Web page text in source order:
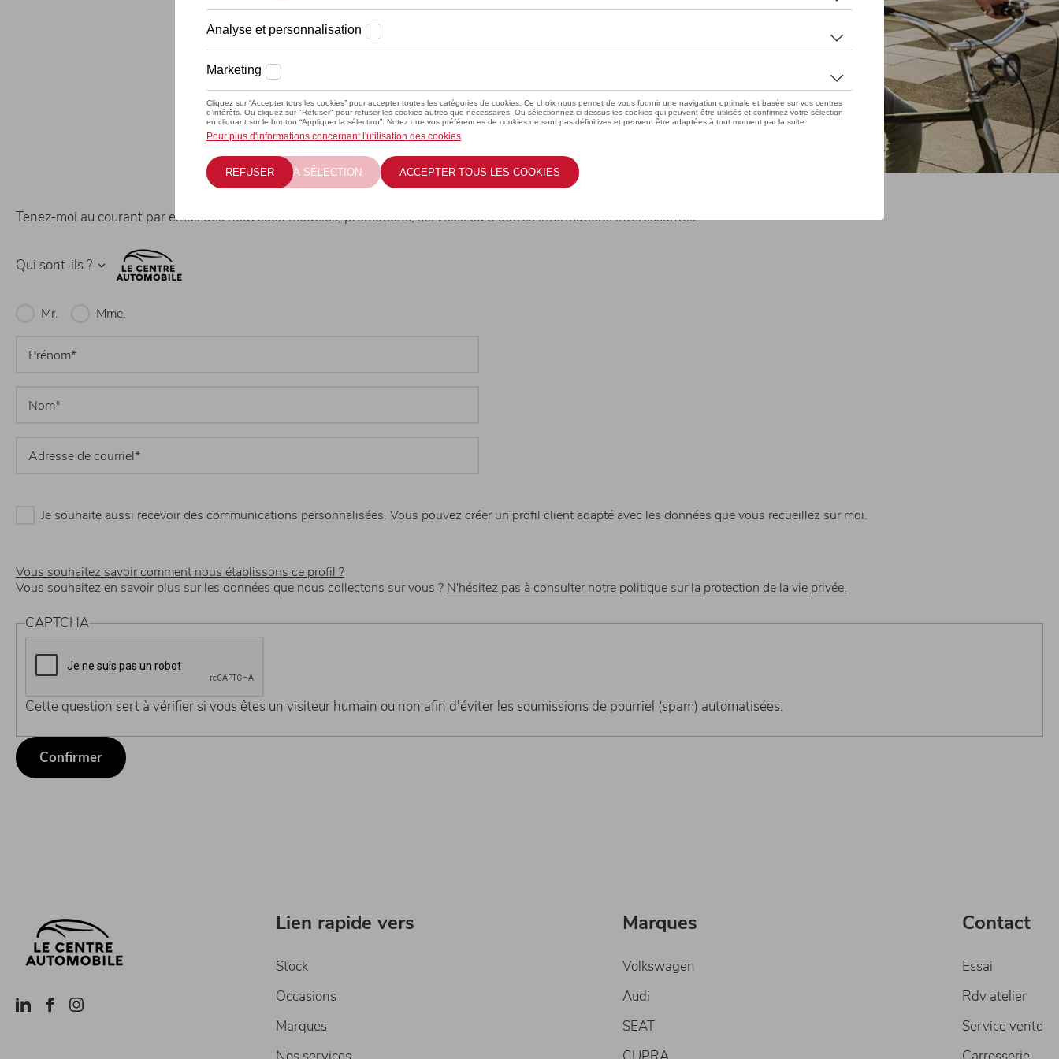
Tenez-moi au courant par email des nouveaux modèles, promotions, services ou d'autres informations intéressantes.
Qui sont-ils ?
Mr. Mme.
Je souhaite aussi recevoir des communications personnalisées. Vous pouvez créer un profil client adapté avec les données que vous recueillez sur moi.
Vous souhaitez savoir comment nous établissons ce profil ?
Vous souhaitez en savoir plus sur les données que nous collectons sur vous ? N'hésitez pas à consulter notre politique sur la protection de la vie privée.
CAPTCHA
Cette question sert à vérifier si vous êtes un visiteur humain ou non afin d'éviter les soumissions de pourriel (spam) automatisées.
Lien rapide vers
Stock
Occasions
Marques
Marques
Volkswagen
Audi
SEAT
Contact
Essai
Rdv atelier
Service vente